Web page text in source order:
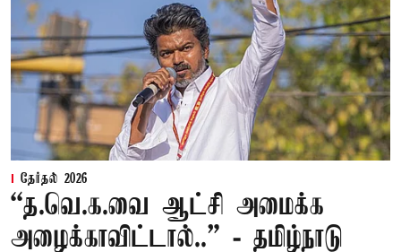
தேர்தல் 2026
“த.வெ.க.வை ஆட்சி அமைக்க
அழைக்காவிட்டால்..” - தமிழ்நாடு